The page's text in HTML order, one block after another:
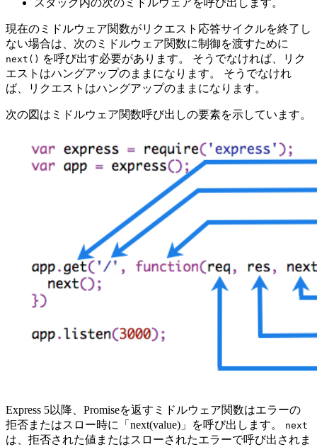
現在のミドルウェア関数がリクエスト応答サイクルを終了し
ない場合は、次のミドルウェア関数に制御を渡すために
next() を呼び出す必要があります。 そうでなければ、リク
エストはハングアップのままになります。 そうでなけれ
ば、リクエストはハングアップのままになります。
次の図はミドルウェア関数呼び出しの要素を示しています。
Express 5以降、Promiseを返すミドルウェア関数はエラーの
拒否またはスロー時に「next(value)」を呼び出します。
next
は、拒否された値またはスローされたエラーで呼び出されま